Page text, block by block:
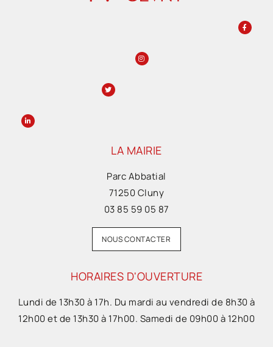
LA MAIRIE
Parc Abbatial
71250 Cluny
03 85 59 05 87
NOUS CONTACTER
HORAIRES D'OUVERTURE
Lundi de 13h30 à 17h. Du mardi au vendredi de 8h30 à
12h00 et de 13h30 à 17h00. Samedi de 09h00 à 12h00